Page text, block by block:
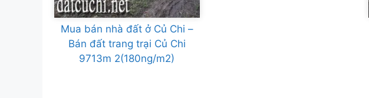
Mua bán nhà đất ở Củ Chi –
Bán đất trang trại Củ Chi
9713m 2(180ng/m2)